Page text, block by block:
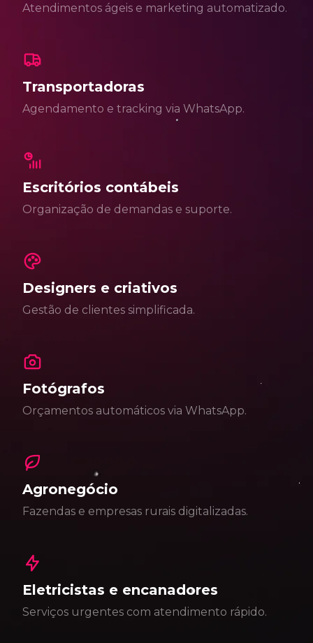
Atendimentos ágeis e marketing automatizado.
Transportadoras
Agendamento e tracking via WhatsApp.
Escritórios contábeis
Organização de demandas e suporte.
Designers e criativos
Gestão de clientes simplificada.
Fotógrafos
Orçamentos automáticos via WhatsApp.
Agronegócio
Fazendas e empresas rurais digitalizadas.
Eletricistas e encanadores
Serviços urgentes com atendimento rápido.